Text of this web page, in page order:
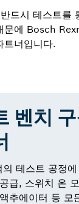
드시 테스트를
문에 Bosch
트너입니다.
벤치
의 테스트 공정
급, 스위치 온
추에이터 등 모